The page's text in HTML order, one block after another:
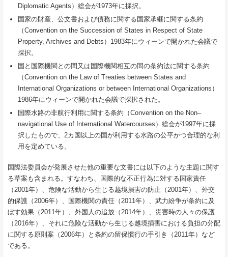
Diplomatic Agents）総会が1973年に採択。
国家の財産、公文書および債務に関する国家承継に関する条約
（Convention on the Succession of States in Respect of State
Property, Archives and Debts）1983年にウィーンで開かれた会議で
採択。
国と国際機関との間又は国際機関相互の間の条約法に関する条約
（Convention on the Law of Treaties between States and
International Organizations or between International Organizations）
1986年にウィーンで開かれた会議で採択された。
国際水路の非航行利用に関する条約（Convention on the Non‒
navigational Use of International Watercourses）総会が1997年に採
択したもので、2カ国以上の国が利用する水路の公平かつ合理的な利
用を定めている。
国際法委員会が発展させた他の重要な文書には以下のような主題に関す
る草案も含まれる。すなわち、国際的な不正行為に対する国家責任
（2001年）、危険な活動から生じる越境損害の防止（2001年）、外交
的保護（2006年）、国際機関の責任（2011年）、武力紛争が条約に及
ぼす効果（2011年）、外国人の追放（2014年）、災害時の人々の保護
（2016年）、それに危険な活動から生じる越境損害における負担の分配
に関する原則案（2006年）と条約の留保慣行の手引き（2011年）など
である。